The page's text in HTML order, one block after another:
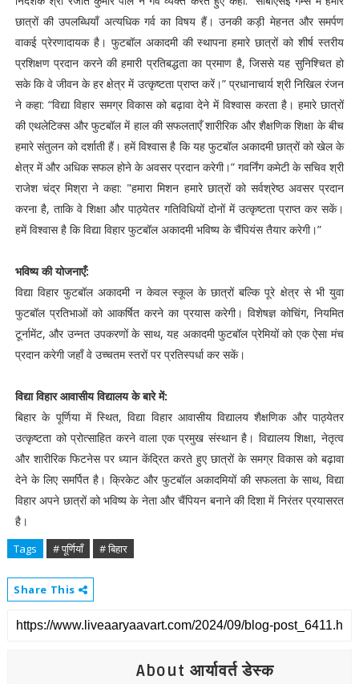
छात्रों की उपलब्धियाँ अत्यधिक गर्व का विषय हैं। उनकी कड़ी मेहनत और समर्पण
वाकई प्रेरणादायक है। फुटबॉल अकादमी की स्थापना हमारे छात्रों को शीर्ष स्तरीय
प्रशिक्षण प्रदान करने की हमारी प्रतिबद्धता का प्रमाण है, जिससे यह सुनिश्चित हो
सके कि वे जीवन के हर क्षेत्र में उत्कृष्टता प्राप्त करें।” प्रधानाचार्य श्री निखिल रंजन
ने कहा: “विद्या विहार समग्र विकास को बढ़ावा देने में विश्वास करता है। हमारे छात्रों
की एथलेटिक्स और फुटबॉल में हाल की सफलताएँ शारीरिक और शैक्षणिक शिक्षा के बीच
हमारे संतुलन को दर्शाती हैं। हमें विश्वास है कि यह फुटबॉल अकादमी छात्रों को खेल के
क्षेत्र में और अधिक सफल होने के अवसर प्रदान करेगी।” गवर्निंग कमेटी के सचिव श्री
राजेश चंद्र मिश्रा ने कहा: "हमारा मिशन हमारे छात्रों को सर्वश्रेष्ठ अवसर प्रदान
करना है, ताकि वे शिक्षा और पाठ्येतर गतिविधियों दोनों में उत्कृष्टता प्राप्त कर सकें।
हमें विश्वास है कि विद्या विहार फुटबॉल अकादमी भविष्य के चैंपियंस तैयार करेगी।”
भविष्य की योजनाएँ:
विद्या विहार फुटबॉल अकादमी न केवल स्कूल के छात्रों बल्कि पूरे क्षेत्र से भी युवा
फुटबॉल प्रतिभाओं को आकर्षित करने का प्रयास करेगी। विशेषज्ञ कोचिंग, नियमित
टूर्नामेंट, और उन्नत उपकरणों के साथ, यह अकादमी फुटबॉल प्रेमियों को एक ऐसा मंच
प्रदान करेगी जहाँ वे उच्चतम स्तरों पर प्रतिस्पर्धा कर सकें।
विद्या विहार आवासीय विद्यालय के बारे में:
बिहार के पूर्णिया में स्थित, विद्या विहार आवासीय विद्यालय शैक्षणिक और पाठ्येतर
उत्कृष्टता को प्रोत्साहित करने वाला एक प्रमुख संस्थान है। विद्यालय शिक्षा, नेतृत्व
और शारीरिक फिटनेस पर ध्यान केंद्रित करते हुए छात्रों के समग्र विकास को बढ़ावा
देने के लिए समर्पित है। क्रिकेट और फुटबॉल अकादमियों की सफलता के साथ, विद्या
विहार अपने छात्रों को भविष्य के नेता और चैंपियन बनाने की दिशा में निरंतर प्रयासरत
है।
Tags # पूर्णियाँ # बिहार
Share This
About आर्यावर्त डेस्क